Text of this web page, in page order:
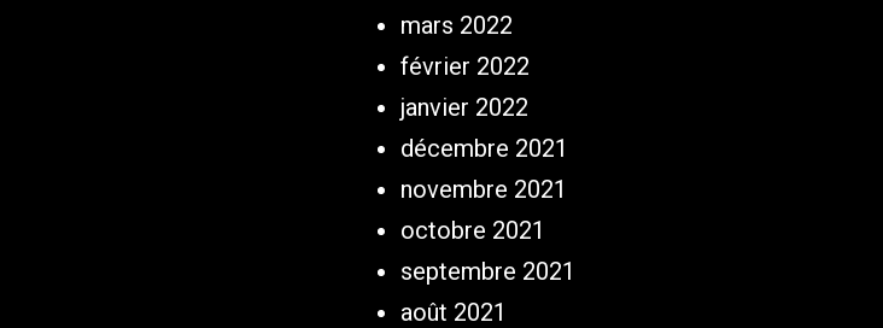
mars 2022
février 2022
janvier 2022
décembre 2021
novembre 2021
octobre 2021
septembre 2021
août 2021